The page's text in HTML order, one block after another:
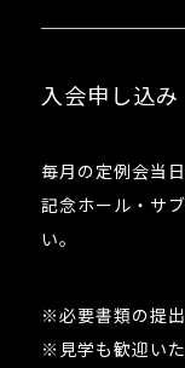
入会申し込み
毎月の定例会当
記念ホール・サ
い。
※必要書類の提出
※見学も歓迎い